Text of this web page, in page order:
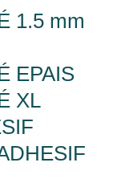
1.5 mm
EPAIS
XL